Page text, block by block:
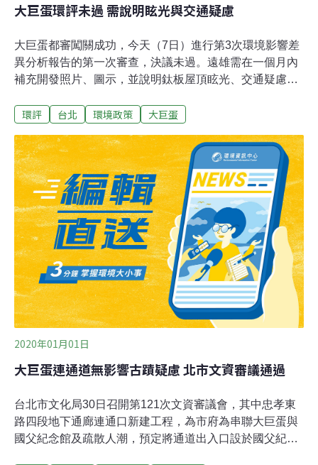
大巨蛋環評未過 需說明眩光與交通疑慮
大巨蛋都審闖關成功，今天（7日）進行第3次環境影響差
異分析報告的第一次審查，決議未過。遠雄需在一個月內
補充開發照片、圖示，並說明鈦板屋頂眩光、交通疑慮
災避難模擬，經由電腦模擬疏散避難結果，雖部分市議員
明、王根樹皆認為遠雄提供的圖示不夠詳細，還需更多照
片及細部情況。楊之遠並表示，居民關心的屋頂眩光及交
通問題，遠雄都沒有明確交代，建議遠雄再評估或調查。
遠雄發言人楊舜欽表示，將按照環評會決議補齊資料，眩
光問題也會和受影響的光復國小溝通、提供協助。
環評 台北 環境政策 大巨蛋
2020年01月01日
大巨蛋連通道無影響古蹟疑慮 北市文資審議通過
台北市文化局30日召開第121次文資審議會，其中忠孝東
路四段地下通廊連通口新建工程，為市府為串聯大巨蛋與
國父紀念館及疏散人潮，預定將通道出入口設於國父紀念